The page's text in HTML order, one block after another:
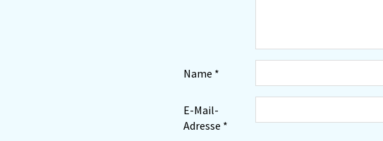
Name *
E-Mail-
Adresse *